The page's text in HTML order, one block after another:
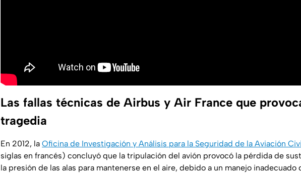
Las fallas técnicas de Airbus y Air France que
tragedia
En 2012, la Oficina de Investigación y Análisis para la Seguridad de la Aviación
siglas en francés) concluyó que la tripulación del avión provocó la pérdida de
la presión de las alas para mantenerse en el aire, debido a un manejo inadecuado